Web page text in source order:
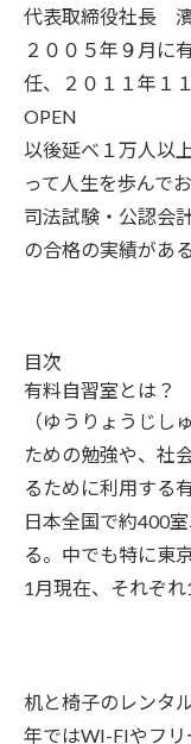
代表取締役社長
２００５年９月に
任、２０１１年１
OPEN
以後延べ１万人以
って人生を歩んでお
司法試験・公認会
の合格の実績があ
目次
有料自習室とは？
（ゆうりょうじし
ための勉強や、社
るために利用する
日本全国で約400
る。中でも特に東
1月現在、それぞれ
机と椅子のレンタ
年ではWI-FIやフ